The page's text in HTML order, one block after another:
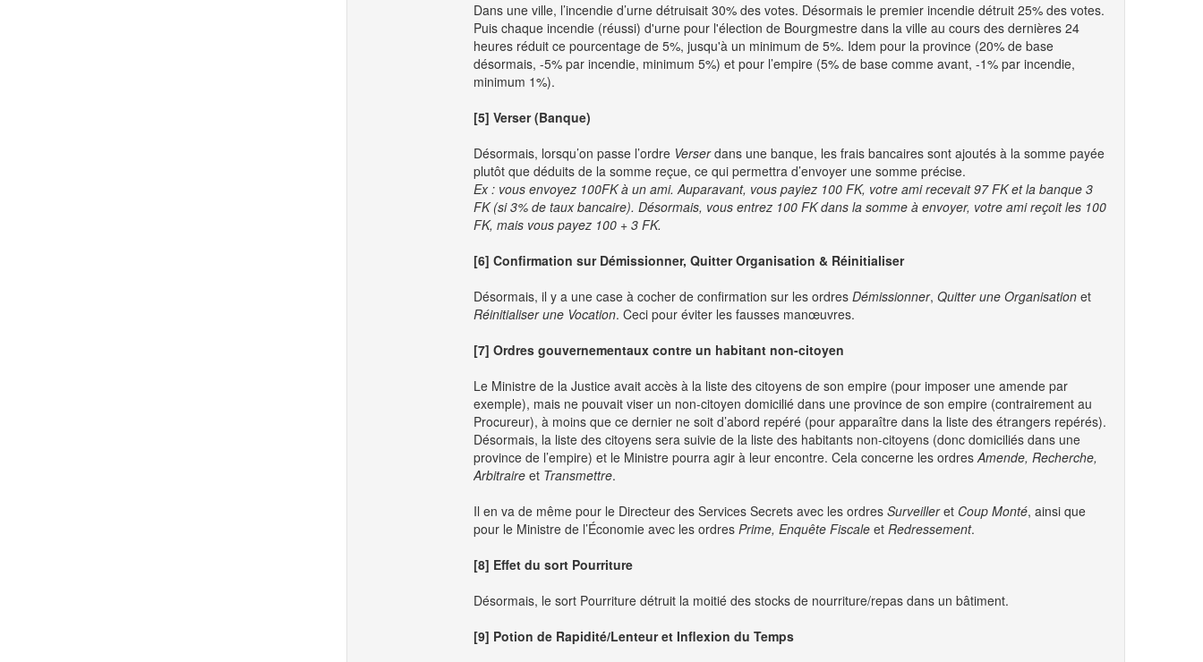
Dans une ville, l’incendie d’urne détruisait 30% des votes. Désormais le premier incendie détruit 25% des votes.
Puis chaque incendie (réussi) d'urne pour l'élection de Bourgmestre dans la ville au cours des dernières 24
heures réduit ce pourcentage de 5%, jusqu'à un minimum de 5%. Idem pour la province (20% de base
désormais, -5% par incendie, minimum 5%) et pour l’empire (5% de base comme avant, -1% par incendie,
minimum 1%).
[5] Verser (Banque)
Désormais, lorsqu’on passe l’ordre Verserdans une banque, les frais bancaires sont ajoutés à la somme payée
plutôt que déduits de la somme reçue, ce qui permettra d’envoyer une somme précise.
Ex : vous envoyez 100FK à un ami. Auparavant, vous payiez 100 FK, votre ami recevait 97 FK et la banque 3
FK (si 3% de taux bancaire). Désormais, vous entrez 100 FK dans la somme à envoyer, votre ami reçoit les 100
FK, mais vous payez 100 + 3 FK.
[6] Confirmation sur Démissionner, Quitter Organisation & Réinitialiser
Désormais, il y a une case à cocher de confirmation sur les ordres Démissionner, Quitter une Organisation et
Réinitialiser une Vocation. Ceci pour éviter les fausses manœuvres.
[7] Ordres gouvernementaux contre un habitant non-citoyen
Le Ministre de la Justice avait accès à la liste des citoyens de son empire (pour imposer une amende par
exemple), mais ne pouvait viser un non-citoyen domicilié dans une province de son empire (contrairement au
Procureur), à moins que ce dernier ne soit d’abord repéré (pour apparaître dans la liste des étrangers repérés).
Désormais, la liste des citoyens sera suivie de la liste des habitants non-citoyens (donc domiciliés dans une
province de l’empire) et le Ministre pourra agir à leur encontre. Cela concerne les ordresAmende, Recherche,
Arbitraire et Transmettre.
Il en va de même pour le Directeur des Services Secrets avec les ordres Surveilleret Coup Monté, ainsi que
pour le Ministre de l’Économie avec les ordres Prime, Enquête Fiscale et Redressement.
[8] Effet du sort Pourriture
Désormais, le sort Pourriture détruit la moitié des stocks de nourriture/repas dans un bâtiment.
[9] Potion de Rapidité/Lenteur et Inflexion du Temps